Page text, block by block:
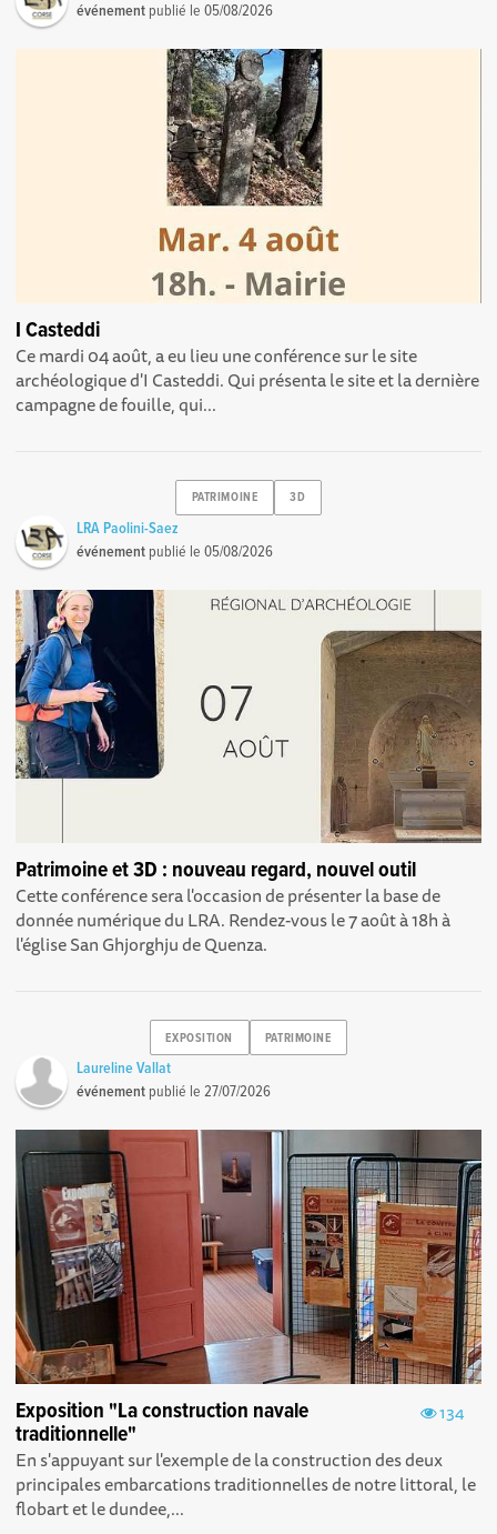
événement publié le05/08/2026
I Casteddi
Ce mardi 04 août, a eu lieu une conférence sur le site
archéologique d'I Casteddi. Qui présenta le site et la dernière
campagne de fouille, qui...
PATRIMOINE 3D
LRA Paolini-Saez
événement publié le05/08/2026
Patrimoine et 3D : nouveau regard, nouvel outil
Cette conférence sera l'occasion de présenter la base de
donnée numérique du LRA. Rendez-vous le 7 août à 18h à
l'église San Ghjorghju de Quenza.
EXPOSITION PATRIMOINE
Laureline Vallat
événement publié le27/07/2026
134
Exposition "La construction navale
traditionnelle"
En s'appuyant sur l'exemple de la construction des deux
principales embarcations traditionnelles de notre littoral, le
flobart et le dundee,...